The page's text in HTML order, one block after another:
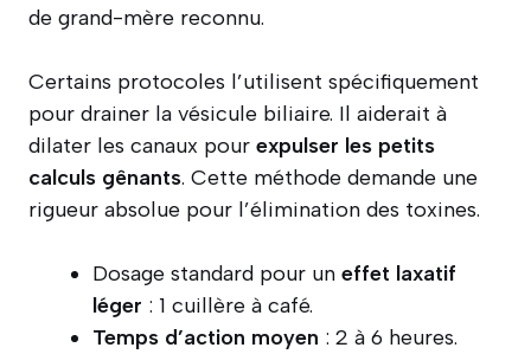
de grand-mère reconnu.
Certains protocoles l’utilisent spécifiquement
pour drainer la vésicule biliaire. Il aiderait à
dilater les canaux pour expulser les petits
calculs gênants. Cette méthode demande une
rigueur absolue pour l’élimination des toxines.
Dosage standard pour un effet laxatif
léger : 1 cuillère à café.
Temps d’action moyen : 2 à 6 heures.